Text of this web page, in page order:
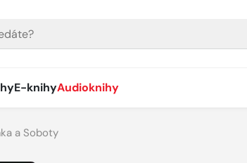
E-knihyAudioknihy
a Soboty